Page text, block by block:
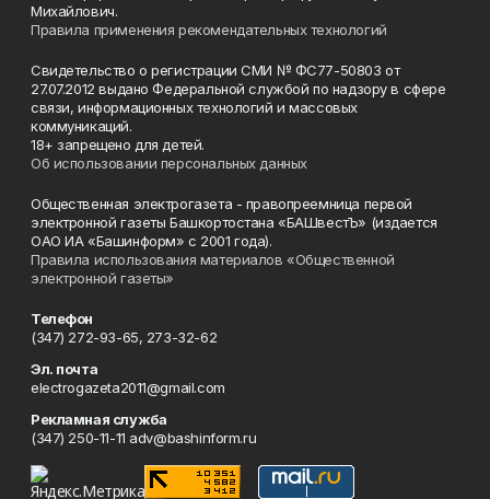
Михайлович.
Правила применения рекомендательных технологий
Свидетельство о регистрации СМИ № ФС77-50803 от
27.07.2012 выдано Федеральной службой по надзору в сфере
связи, информационных технологий и массовых
коммуникаций.
18+ запрещено для детей.
Об использовании персональных данных
Общественная электрогазета - правопреемница первой
электронной газеты Башкортостана «БАШвестЪ» (издается
ОАО ИА «Башинформ» с 2001 года).
Правила использования материалов «Общественной
электронной газеты»
Телефон
(347) 272-93-65, 273-32-62
Эл. почта
electrogazeta2011@gmail.com
Рекламная служба
(347) 250-11-11 adv@bashinform.ru